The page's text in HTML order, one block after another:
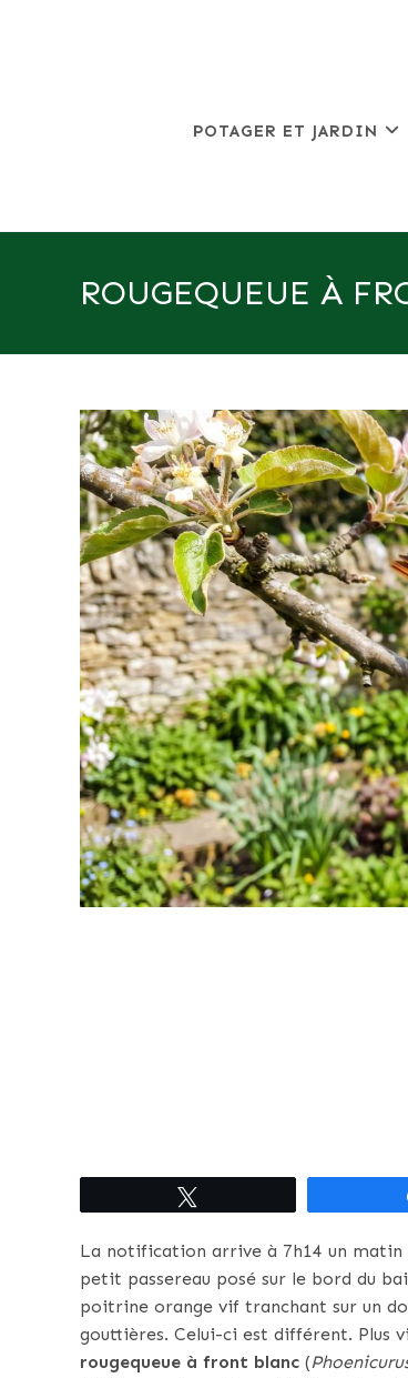
POTAGER ET JARDIN
ROUGEQUEUE À
La notification arrive à 7h14 un matin
petit passereau posé sur le bord du
poitrine orange vif tranchant sur un
gouttières. Celui-ci est différent. Plus
rougequeue à front blanc (